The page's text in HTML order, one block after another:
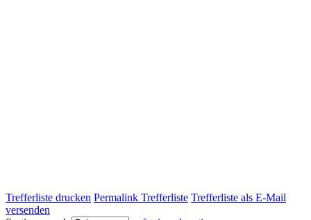
Trefferliste drucken Permalink Trefferliste Trefferliste als E-Mail
versenden